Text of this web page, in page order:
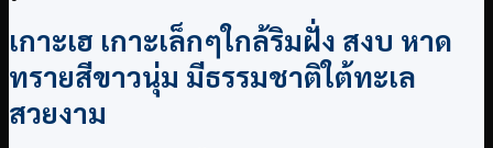
เกาะเฮ เกาะเล็กๆใกล้ริมฝั่ง สงบ หาด
ทรายสีขาวนุ่ม มีธรรมชาติใต้ทะเล
สวยงาม